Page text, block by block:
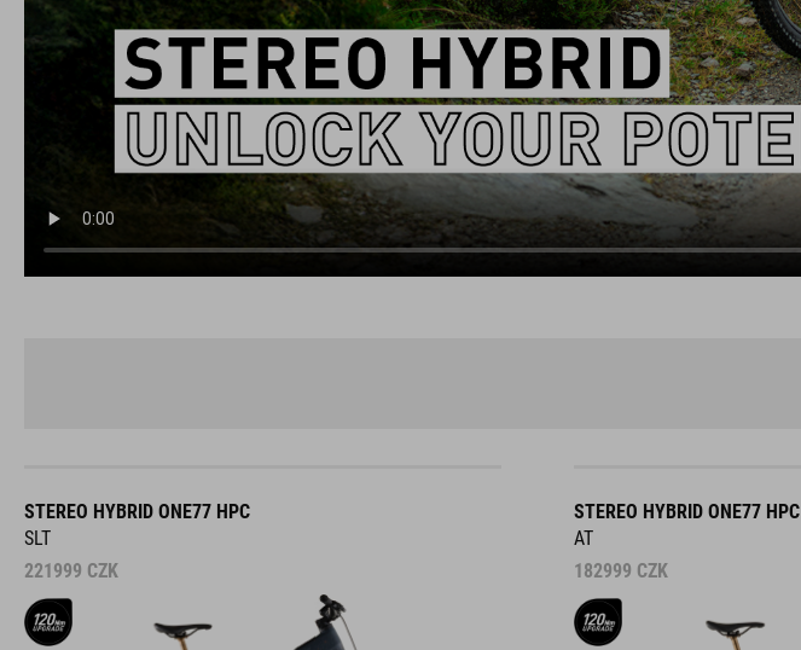
STEREO HYBRID ONE77 HPC
SLT
221999 CZK
STEREO HYBRID ONE77 HPC
AT
182999 CZK